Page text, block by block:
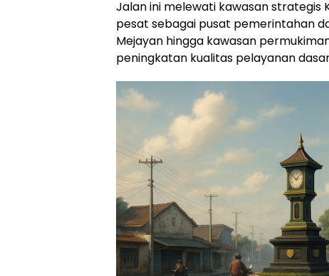
Jalan ini melewati kawasan
pesat sebagai pusat pemerintahan
Mejayan hingga kawasan
peningkatan kualitas pelayanan